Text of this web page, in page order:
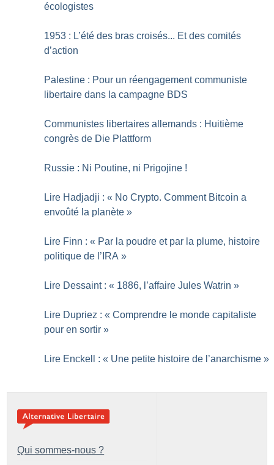
écologistes
1953 : L’été des bras croisés... Et des comités
d’action
Palestine : Pour un réengagement communiste
libertaire dans la campagne BDS
Communistes libertaires allemands : Huitième
congrès de Die Plattform
Russie : Ni Poutine, ni Prigojine !
Lire Hadjadji : « No Crypto. Comment Bitcoin a
envoûté la planète »
Lire Finn : « Par la poudre et par la plume, histoire
politique de l’IRA »
Lire Dessaint : « 1886, l’affaire Jules Watrin »
Lire Dupriez : « Comprendre le monde capitaliste
pour en sortir »
Lire Enckell : « Une petite histoire de l’anarchisme »
Qui sommes-nous ?